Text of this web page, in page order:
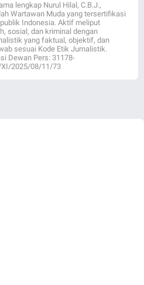
lengkap Nurul Hilal, C.B.J.,
Wartawan Muda yang tersertifikasi
Indonesia. Aktif meliput
sosial, dan kriminal dengan
yang faktual, objektif, dan
sesuai Kode Etik Jurnalistik.
Dewan Pers: 31178-
2025/08/11/73